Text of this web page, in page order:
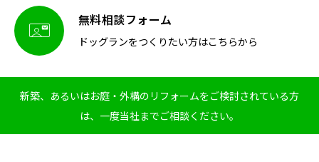
 無料相談フォーム
ドッグランをつくりたい方はこちらから
新築、あるいはお庭・外構のリフォームをご検討されている方
は、一度当社までご相談ください。